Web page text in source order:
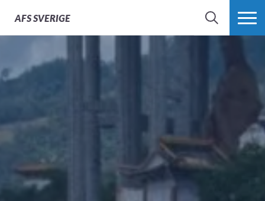
AFSSVERIGE
SÖK MER